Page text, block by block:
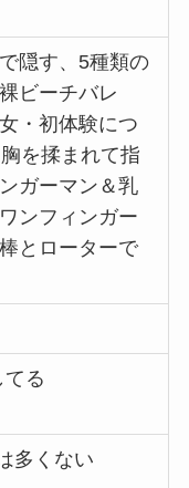
隠す、5種類の
ビーチバレ
・初体験につ
を揉まれて指
ガーマン＆乳
ンフィンガー
とローターで
る
多くない